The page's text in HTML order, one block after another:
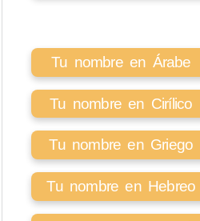
Tu nombre en Árabe
Tu nombre en Cirílico
Tu nombre en Griego
Tu nombre en Hebreo